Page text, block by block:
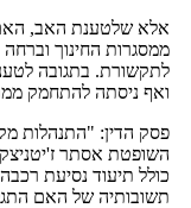
אלא שלטענת האב, האם
ממסגרות החינוך
לתקשורת. בתגובה
ואף ניסתה להתחמק
פסק הדין: "התנהלות
השופטת אסתר
תשובותיה של האם